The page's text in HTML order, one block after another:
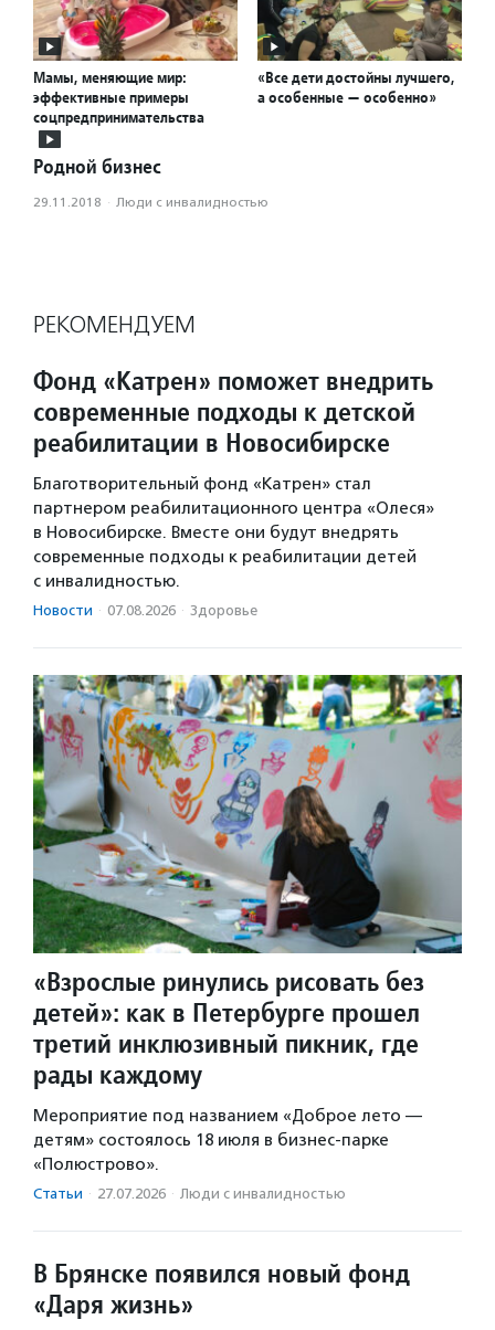
Мамы, меняющие мир:
эффективные примеры
соцпредпринимательства
«Все дети достойны лучшего,
а особенные — особенно»
Родной бизнес
29.11.2018 · Люди с инвалидностью
РЕКОМЕНДУЕМ
Фонд «Катрен» поможет внедрить
современные подходы к детской
реабилитации в Новосибирске
Благотворительный фонд «Катрен» стал
партнером реабилитационного центра «Олеся»
в Новосибирске. Вместе они будут внедрять
современные подходы к реабилитации детей
с инвалидностью.
Новости · 07.08.2026 · Здоровье
«Взрослые ринулись рисовать без
детей»: как в Петербурге прошел
третий инклюзивный пикник, где
рады каждому
Мероприятие под названием «Доброе лето —
детям» состоялось 18 июля в бизнес-парке
«Полюстрово».
Статьи · 27.07.2026 · Люди с инвалидностью
В Брянске появился новый фонд
«Даря жизнь»